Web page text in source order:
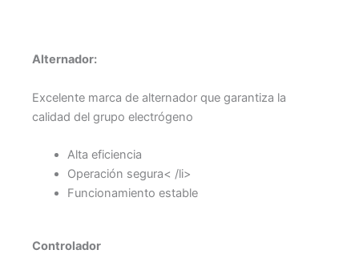
Alternador:
Excelente marca de alternador que garantiza la
calidad del grupo electrógeno
Alta eficiencia
Operación segura< /li>
Funcionamiento estable
Controlador